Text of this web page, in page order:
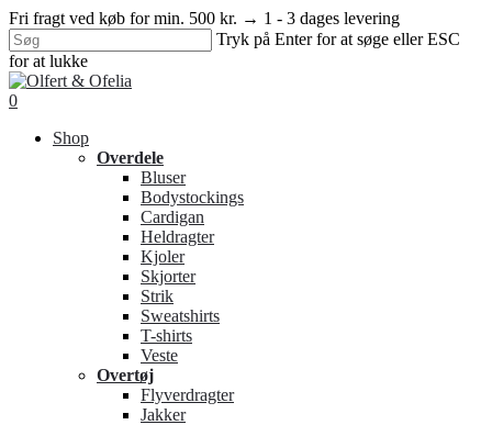
Skip
to
main
content
Fri fragt ved køb for min. 500 kr. → 1 - 3 dages levering
Tryk på Enter for at søge eller ESC
for at lukke
Close
Search
search
0
Shop
Overdele
Bluser
Bodystockings
Cardigan
Heldragter
Kjoler
Skjorter
Strik
Sweatshirts
T-shirts
Veste
Overtøj
Flyverdragter
Jakker